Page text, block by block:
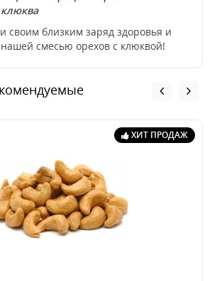
своим близким заряд здоровья и
смесью орехов с клюквой!
ХИТ ПРОДАЖ